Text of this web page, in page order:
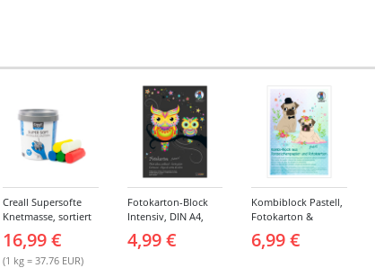
Creall Supersofte
Knetmasse, sortiert
16,99 €
(1 kg = 37.76 EUR)
Fotokarton-Block
Intensiv, DIN A4,
10 sortierte Farben
4,99 €
Kombiblock Pastell,
Fotokarton &
10 + 10 Blatt, 23 x 33
6,99 €